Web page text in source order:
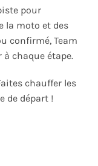
pour
la moto et des
confirmé, Team
à chaque étape.
chauffer les
de départ !